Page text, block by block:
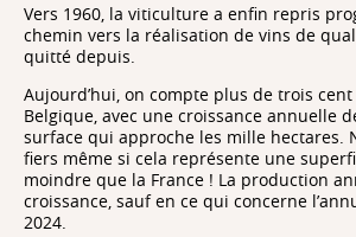
Vers 1960, la viticulture a enfin repris
chemin vers la réalisation de vins de
quitté depuis.
Aujourd’hui, on compte plus de trois
Belgique, avec une croissance annuelle
surface qui approche les mille hectares.
fiers même si cela représente une
moindre que la France ! La production
croissance, sauf en ce qui concerne
2024.